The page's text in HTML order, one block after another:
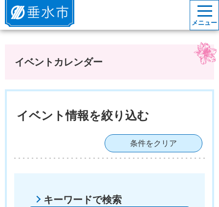
垂水市
メニュー
イベントカレンダー
イベント情報を絞り込む
条件をクリア
キーワードで検索